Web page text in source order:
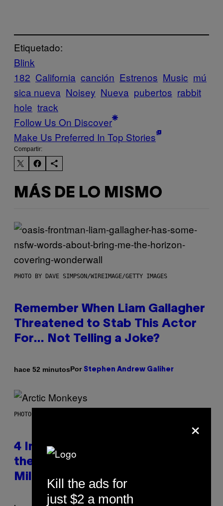
Etiquetado:
Blink
182 California canción Estrenos Music mú
sica nueva Noisey Nueva pubertos rabbit
hole track
Follow Us On Discover
Make Us Preferred In Top Stories
Compartir:
MÁS DE LO MISMO
PHOTO BY DAVE SIMPSON/WIREIMAGE/GETTY IMAGES
Remember When Liam Gallagher
Threatened to Stab This Actor
For… Not Telling a Joke?
hace 52 minutosPor Stephen Andrew Galiher
PHOTO BY FILMMAGIC.COM/FILMMAGIC
4 Indie Sleaze Rock Songs From
the Early 2010s That Defined
Millennials’ Aesthetics for Life
×
Kill the ads for
just $2 a month